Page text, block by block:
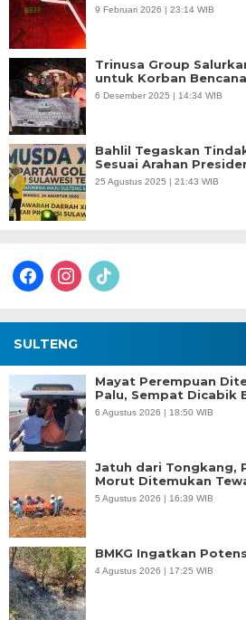
9 Februari 2026 | 23:14 WIB
Trinusa Group
untuk Korban
6 Desember 2025 | 14:34 WIB
Bahlil Tegaskan
Sesuai Arahan
25 Agustus 2025 | 21:43 WIB
facebookinstagram
tiktok
SULTENG
Mayat Perempuan
Palu, Sempat Dicabik
6 Agustus 2026 | 18:50 WIB
Jatuh dari Tongkang,
Morut Ditemukan
5 Agustus 2026 | 16:39 WIB
BMKG Ingatkan
4 Agustus 2026 | 17:25 WIB